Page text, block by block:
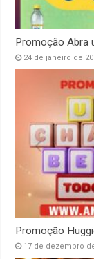
Promoção Abra
24 de janeiro de
Promoção
17 de dezembro